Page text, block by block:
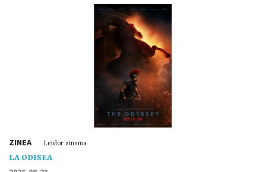
ZINEA Leidor zinema
LA ODISEA